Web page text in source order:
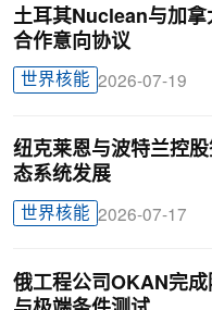
土耳其Nuclean与加
合作意向协议
世界核能 2026-07-19
纽克莱恩与波特兰控
态系统发展
世界核能 2026-07-17
俄工程公司OKAN完